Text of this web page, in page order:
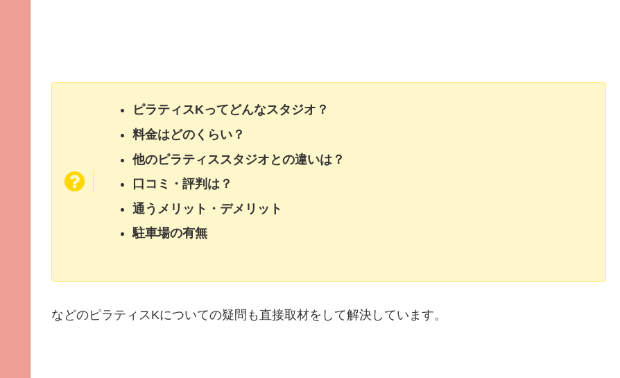
ピラティスKってどんなスタジオ？
料金はどのくらい？
他のピラティススタジオとの違いは？
口コミ・評判は？
通うメリット・デメリット
駐車場の有無
などのピラティスKについての疑問も直接取材をして解決しています。